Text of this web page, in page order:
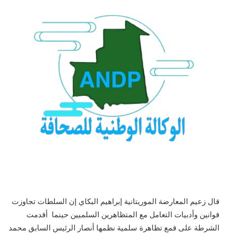
قال زعيم المعارضة الموريتانية إبراهيم البكاي إن السلطات تجاوزت
قوانين وأدبيات التعامل مع المتظاهرين السلميين حينما أقدمت
الشرطة على قمع تظاهرة سلمية نظمها أنصار الرئيس السابق محمد